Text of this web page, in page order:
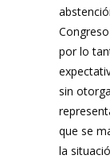
por lo
sin
que se
la